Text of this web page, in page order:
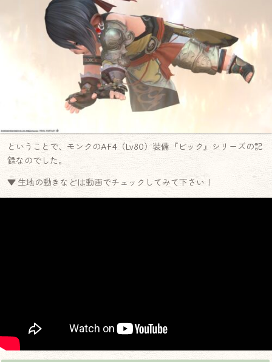
ということで、モンクのAF4（Lv80）装備『ビック』シリーズの記
録なのでした。
▼ 生地の動きなどは動画でチェックしてみて下さい！